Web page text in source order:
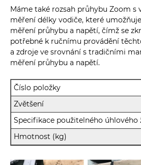
Máme také rozsah průhybu Zoom s
měření délky vodiče, které
měření průhybu a napětí, čímž se
potřebné k ručnímu provádění
a zdroje ve srovnání s tradičními
měření průhybu a napětí.
Číslo položky
Zvětšení
Specifikace použitelného úhlového
Hmotnost (kg)